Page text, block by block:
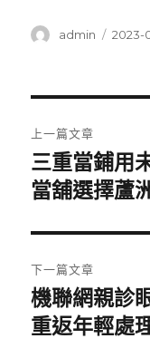
作
admin
發
2023-
章
導
覽
上一篇文章
上
一
文
章:
三重當鋪用
當舖選擇蘆
下一篇文章
下
一
機聯網親診
重返年輕處